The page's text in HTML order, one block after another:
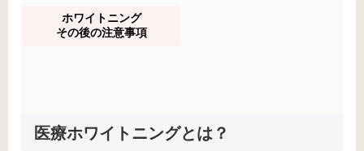
ホワイトニング
その後の注意事項
医療ホワイトニングとは？